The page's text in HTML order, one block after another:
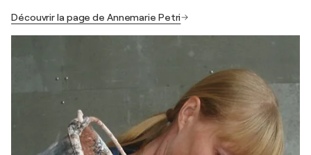
Découvrir la page de Annemarie Petri